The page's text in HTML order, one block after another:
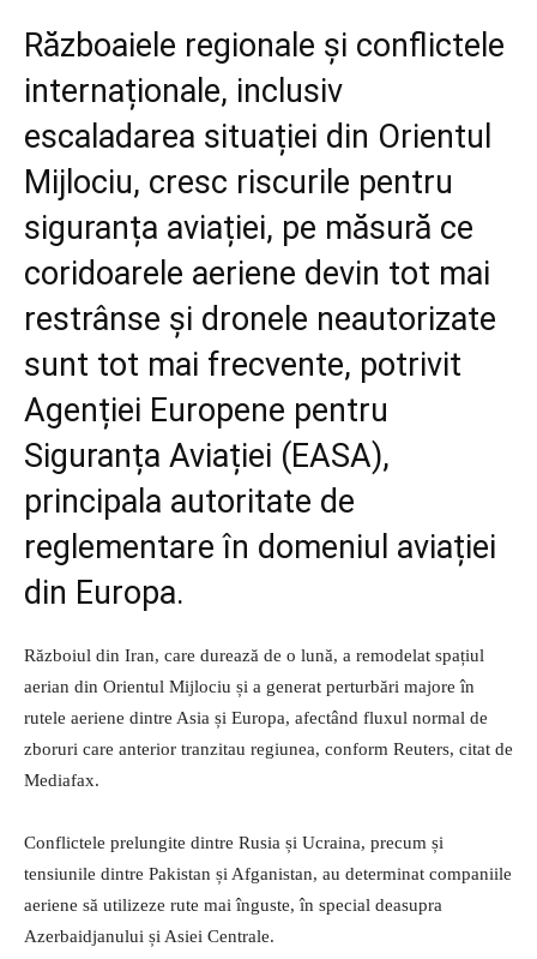
Războaiele regionale și conflictele
internaționale, inclusiv
escaladarea situației din Orientul
Mijlociu, cresc riscurile pentru
siguranța aviației, pe măsură ce
coridoarele aeriene devin tot mai
restrânse și dronele neautorizate
sunt tot mai frecvente, potrivit
Agenției Europene pentru
Siguranța Aviației (EASA),
principala autoritate de
reglementare în domeniul aviației
din Europa.
Războiul din Iran, care durează de o lună, a remodelat spațiul
aerian din Orientul Mijlociu și a generat perturbări majore în
rutele aeriene dintre Asia și Europa, afectând fluxul normal de
zboruri care anterior tranzitau regiunea, conform Reuters, citat de
Mediafax.
Conflictele prelungite dintre Rusia și Ucraina, precum și
tensiunile dintre Pakistan și Afganistan, au determinat companiile
aeriene să utilizeze rute mai înguste, în special deasupra
Azerbaidjanului și Asiei Centrale.